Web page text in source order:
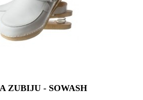
ZUBIJU - SOWASH